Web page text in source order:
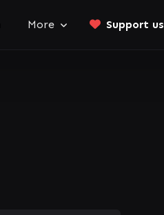
More Support us